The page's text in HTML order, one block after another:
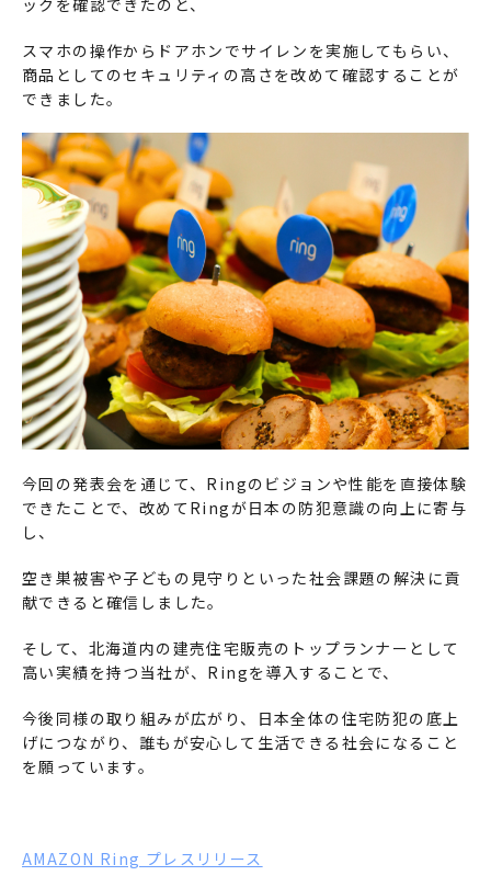
スマホの操作からドアホンでサイレンを実施してもらい、
商品としてのセキュリティの高さを改めて確認することが
できました。
今回の発表会を通じて、Ringのビジョンや性能を直接体験
できたことで、改めてRingが日本の防犯意識の向上に寄与
し、
空き巣被害や子どもの見守りといった社会課題の解決に貢
献できると確信しました。
そして、北海道内の建売住宅販売のトップランナーとして
高い実績を持つ当社が、Ringを導入することで、
今後同様の取り組みが広がり、日本全体の住宅防犯の底上
げにつながり、誰もが安心して生活できる社会になること
を願っています。
AMAZON Ring プレスリリース